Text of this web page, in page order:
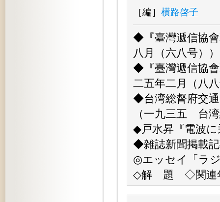
［編］ 横路啓子
◆『臺灣遞信協
八月（六八号））
◆『臺灣遞信協
二五年二月（八
◆台湾総督府交
（一九三五 台
◆戸水昇『電波
◆雑誌新聞掲載
◎エッセイ「ラ
◇解 題 ◇関連